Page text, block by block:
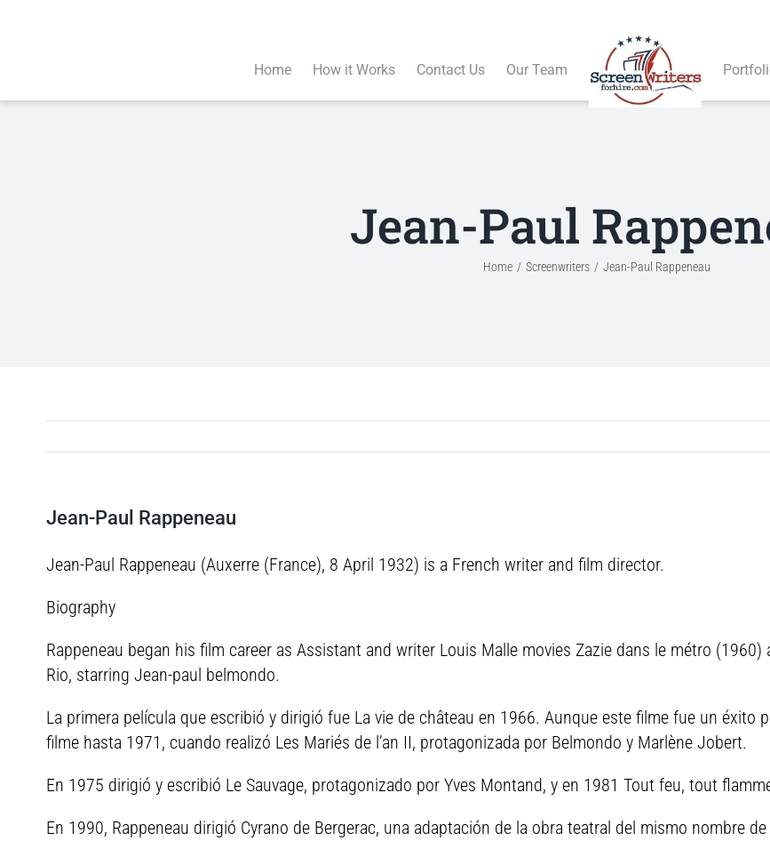
Home How it Works Contact Us Our Team
Jean-Paul
Home Screenwriters Jean-Paul Rappeneau
Jean-Paul Rappeneau
Jean-Paul Rappeneau (Auxerre (France), 8 April 1932) is a French writer and film director.
Biography
Rappeneau began his film career as Assistant and writer Louis Malle movies Zazie dans le métro
Rio, starring Jean-paul belmondo.
La primera película que escribió y dirigió fue La vie de château en 1966. Aunque este filme fue un éxito
filme hasta 1971, cuando realizó Les Mariés de l’an II, protagonizada por Belmondo y Marlène Jobert.
En 1975 dirigió y escribió Le Sauvage, protagonizado por Yves Montand, y en 1981 Tout feu, tout
En 1990, Rappeneau dirigió Cyrano de Bergerac, una adaptación de la obra teatral del mismo nombre